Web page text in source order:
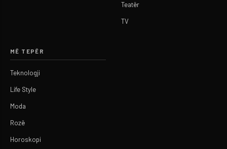
Teatër
TV
MË TEPËR
Teknologji
Life Style
Moda
Rozë
Horoskopi